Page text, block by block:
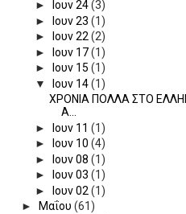
►
Ιουν 24(3)
►
Ιουν 23 (1)
►
Ιουν 22(2)
►
Ιουν 17(1)
►
Ιουν 15 (1)
▼
Ιουν 14(1)
ΧΡΟΝΙΑ ΠΟΛΛΑ ΣΤΟ
Α...
►
Ιουν 11 (1)
►
Ιουν 10 (4)
►
Ιουν 08 (1)
►
Ιουν 03 (1)
►
Ιουν 02 (1)
►
Μαΐου (61)